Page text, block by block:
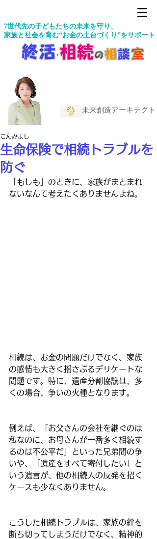
7世代先の子どもたちの未来を守り、
家族と社会を育む“お金の土台づくり”をサポート
未来創造アーキテクト
生命保険で相続トラブルを
防ぐ
こんみよし
「もしも」のときに、家族がまとまれ
ないなんて考えたくありませんよね。
相続は、お金の問題だけでなく、家族
の感情も大きく揺さぶるデリケートな
問題です。特に、遺産分割協議は、多
くの場合、争いの火種となります。
例えば、「お父さんの会社を継ぐのは
私なのに、お母さんが一番多く相続す
るのは不公平だ」といった兄弟間の争
いや、「遺産をすべて寄付したい」と
いう遺言が、他の相続人の反発を招く
ケースも少なくありません。
こうした相続トラブルは、家族の絆を
断ち切ってしまうだけでなく、精神的